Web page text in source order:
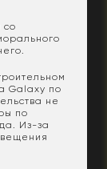
со
Galaxy по
не
по
Из-за